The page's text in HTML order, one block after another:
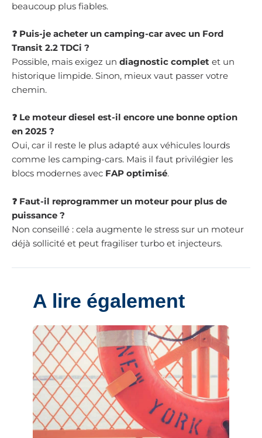
beaucoup plus fiables.
❓ Puis-je acheter un camping-car avec un Ford
Transit 2.2 TDCi ?
Possible, mais exigez un diagnostic complet et un
historique limpide. Sinon, mieux vaut passer votre
chemin.
❓ Le moteur diesel est-il encore une bonne option
en 2025 ?
Oui, car il reste le plus adapté aux véhicules lourds
comme les camping-cars. Mais il faut privilégier les
blocs modernes avec FAP optimisé.
❓ Faut-il reprogrammer un moteur pour plus de
puissance ?
Non conseillé : cela augmente le stress sur un moteur
déjà sollicité et peut fragiliser turbo et injecteurs.
A lire également